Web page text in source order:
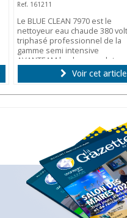
Ref. 161211
Le BLUE CLEAN 7970 est le
nettoyeur eau chaude 380 volt
triphasé professionnel de la
gamme semi intensive
AVANTEAM le plus complet.
Voir cet article